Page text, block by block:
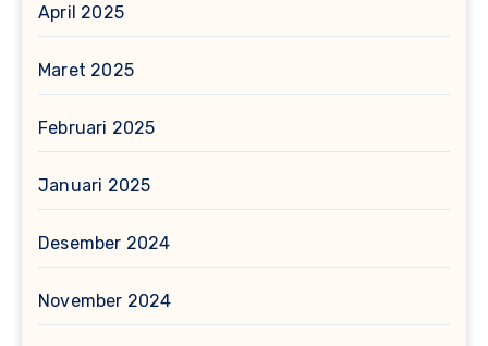
April 2025
Maret 2025
Februari 2025
Januari 2025
Desember 2024
November 2024